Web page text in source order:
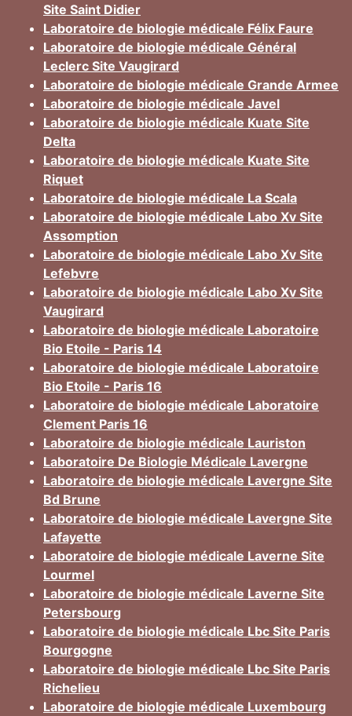
Site Saint Didier
Laboratoire de biologie médicale Félix Faure
Laboratoire de biologie médicale Général
Leclerc Site Vaugirard
Laboratoire de biologie médicale Grande Armee
Laboratoire de biologie médicale Javel
Laboratoire de biologie médicale Kuate Site
Delta
Laboratoire de biologie médicale Kuate Site
Riquet
Laboratoire de biologie médicale La Scala
Laboratoire de biologie médicale Labo Xv Site
Assomption
Laboratoire de biologie médicale Labo Xv Site
Lefebvre
Laboratoire de biologie médicale Labo Xv Site
Vaugirard
Laboratoire de biologie médicale Laboratoire
Bio Etoile - Paris 14
Laboratoire de biologie médicale Laboratoire
Bio Etoile - Paris 16
Laboratoire de biologie médicale Laboratoire
Clement Paris 16
Laboratoire de biologie médicale Lauriston
Laboratoire De Biologie Médicale Lavergne
Laboratoire de biologie médicale Lavergne Site
Bd Brune
Laboratoire de biologie médicale Lavergne Site
Lafayette
Laboratoire de biologie médicale Laverne Site
Lourmel
Laboratoire de biologie médicale Laverne Site
Petersbourg
Laboratoire de biologie médicale Lbc Site Paris
Bourgogne
Laboratoire de biologie médicale Lbc Site Paris
Richelieu
Laboratoire de biologie médicale Luxembourg